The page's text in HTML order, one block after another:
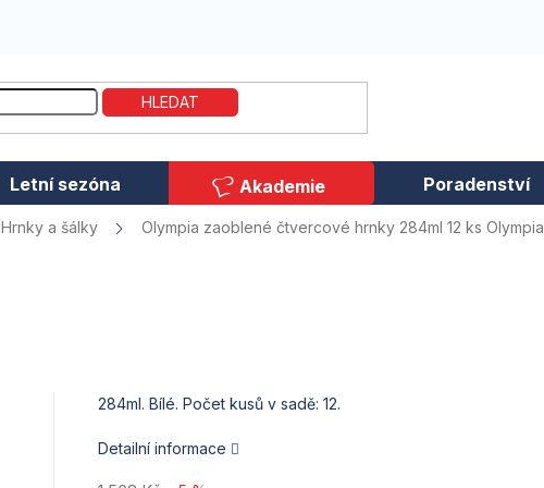
HLEDAT
Letní sezóna Akademie Poradenství
Hrnky a šálky Olympia zaoblené čtvercové hrnky 284ml 12 ks Olympia
284ml. Bílé. Počet kusů v sadě: 12.
Detailní informace